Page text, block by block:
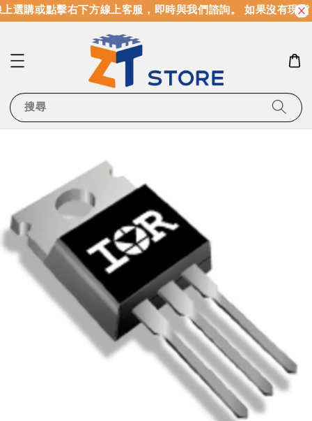
選購或點擊右下方線上客服，即時與我們諮詢。 如果沒有現貨
搜尋